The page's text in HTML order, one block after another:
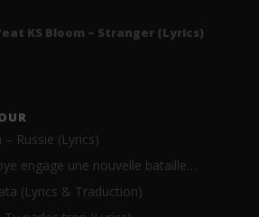
KS Bloom – Stranger (Lyrics)
Russie (Lyrics)
engage une nouvelle bataille…
(Lyrics & Traduction)